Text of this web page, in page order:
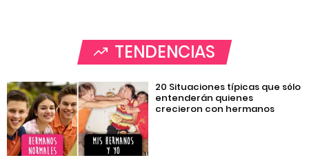
TENDENCIAS
20 Situaciones típicas que sólo
entenderán quienes
crecieron con hermanos